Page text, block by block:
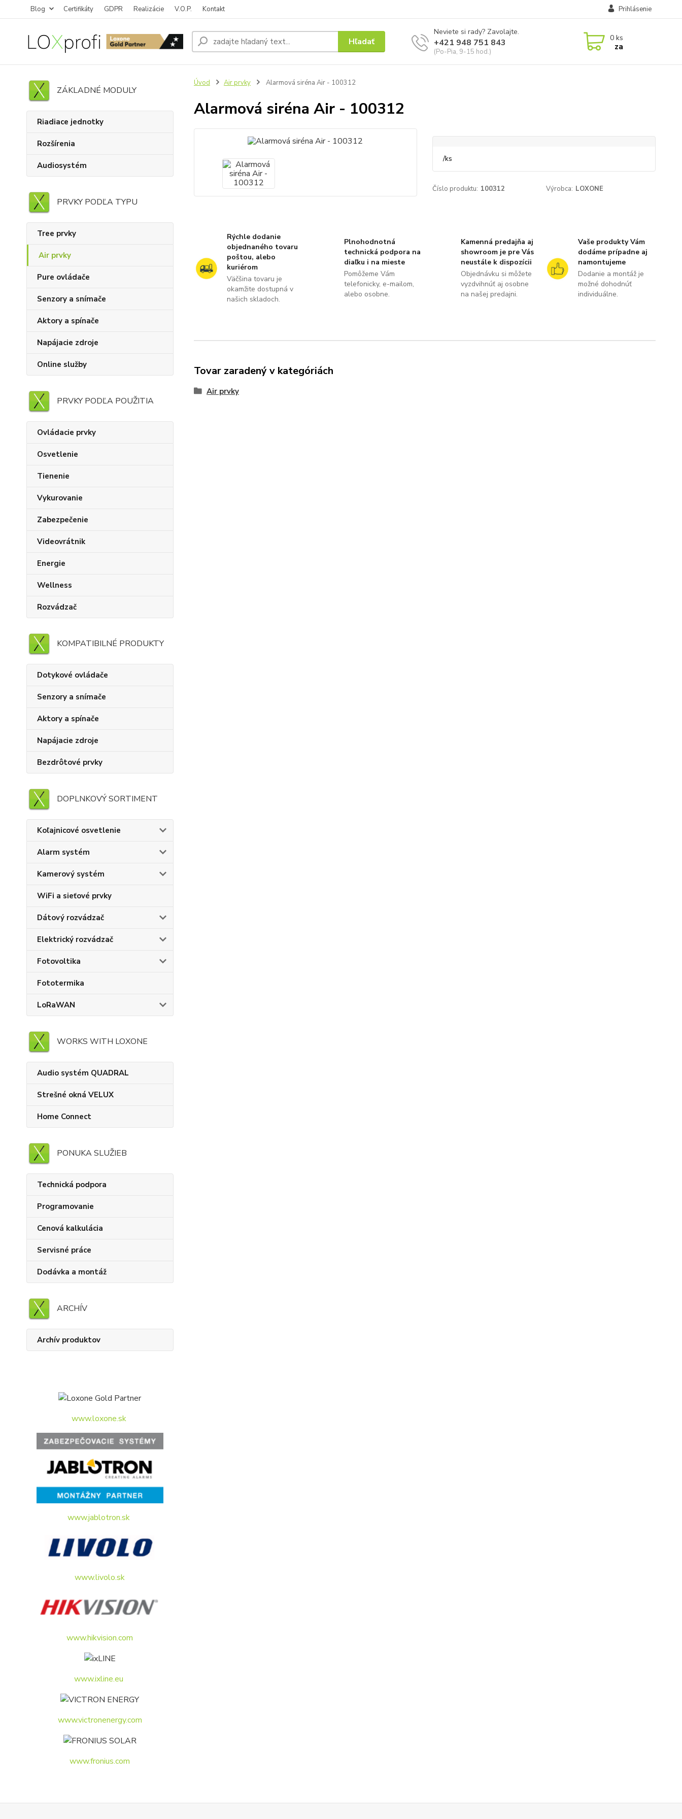
Blog Certifikáty GDPR Realizácie V.O.P. Kontakt Prihlásenie
Hľadať
Neviete si rady? Zavolajte.
+421 948 751 843
(Po-Pia, 9-15 hod.)
0 ks
za
ZÁKLADNÉ MODULY
Riadiace jednotky
Rozšírenia
Audiosystém
PRVKY PODĽA TYPU
Tree prvky
Air prvky
Pure ovládače
Senzory a snímače
Aktory a spínače
Napájacie zdroje
Online služby
PRVKY PODĽA POUŽITIA
Ovládacie prvky
Osvetlenie
Tienenie
Vykurovanie
Zabezpečenie
Videovrátnik
Energie
Wellness
Rozvádzač
KOMPATIBILNÉ PRODUKTY
Dotykové ovládače
Senzory a snímače
Aktory a spínače
Napájacie zdroje
Bezdrôtové prvky
DOPLNKOVÝ SORTIMENT
Koľajnicové osvetlenie
Alarm systém
Kamerový systém
WiFi a sieťové prvky
Dátový rozvádzač
Elektrický rozvádzač
Fotovoltika
Fototermika
LoRaWAN
WORKS WITH LOXONE
Audio systém QUADRAL
Strešné okná VELUX
Home Connect
PONUKA SLUŽIEB
Technická podpora
Programovanie
Cenová kalkulácia
Servisné práce
Dodávka a montáž
ARCHÍV
Archív produktov
www.loxone.sk
www.jablotron.sk
www.livolo.sk
www.hikvision.com
www.ixline.eu
www.victronenergy.com
www.fronius.com
Úvod Air prvky Alarmová siréna Air - 100312
Alarmová siréna Air - 100312
/ks
Číslo produktu: 100312 Výrobca: LOXONE
Rýchle dodanie
objednaného tovaru
poštou, alebo
kuriérom
Väčšina tovaru je
okamžite dostupná v
našich skladoch.
Plnohodnotná
technická podpora na
diaľku i na mieste
Pomôžeme Vám
telefonicky, e-mailom,
alebo osobne.
Kamenná predajňa aj
showroom je pre Vás
neustále k dispozícii
Objednávku si môžete
vyzdvihnúť aj osobne
na našej predajni.
Vaše produkty Vám
dodáme prípadne aj
namontujeme
Dodanie a montáž je
možné dohodnúť
individuálne.
Tovar zaradený v kategóriách
Air prvky